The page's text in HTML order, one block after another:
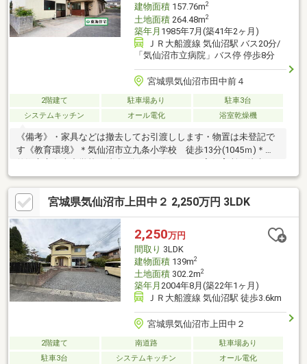
建物面積157.76m2
土地面積264.48m2
築年月 1985年7月(築41年2ヶ月)
ＪＲ大船渡線 気仙沼駅 バス20分/
「気仙沼市立病院」バス停 停歩8分
宮城県気仙沼市田中前４
2階建て 駐車場あり
駐車3台
システムキッチン
オール電化 浴室乾燥機
《備考》・家具などは撤去してお引渡しします・物置は未登記で
す《教育環境》＊気仙沼市立九条小学校 徒歩13分(1045ｍ)＊気
分(955ｍ)《生活環境》＊ファミリーマート気仙沼田中前三丁目
店 徒歩2分(139ｍ)＊薬王堂 気仙沼田中前店 徒歩3分(239ｍ)＊
サトー商会ツルハドラッグ気仙沼上田中店 徒歩5分(345ｍ)＊気
仙沼市立病院 徒歩12分(959ｍ)
宮城県気仙沼市上田中２ 2,250万円 3LDK
2,250万円
間取り 3LDK
建物面積139m2
土地面積302.2m2
築年月 2004年8月(築22年1ヶ月)
ＪＲ大船渡線 気仙沼駅 徒歩3.6km
宮城県気仙沼市上田中２
2階建て 南道路
駐車場あり
駐車3台
システムキッチン オール電化